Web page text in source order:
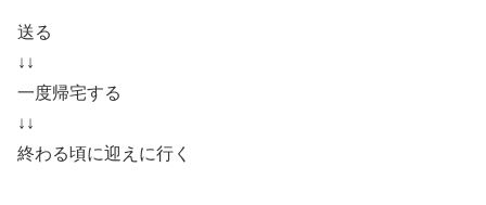
送る
↓↓
一度帰宅する
↓↓
終わる頃に迎えに行く